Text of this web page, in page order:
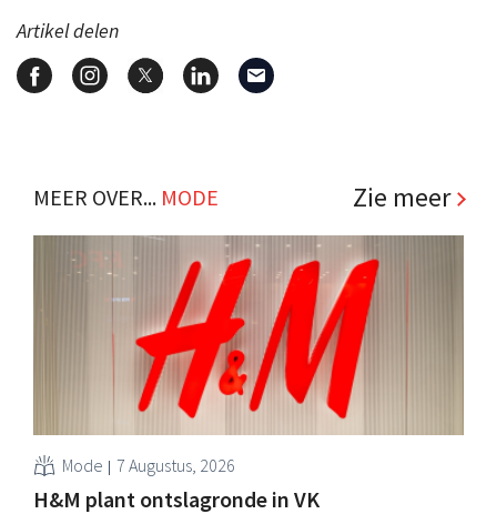
Artikel delen
MEER OVER... MODE Zie meer
Mode 7 Augustus, 2026
H&M plant ontslagronde in VK